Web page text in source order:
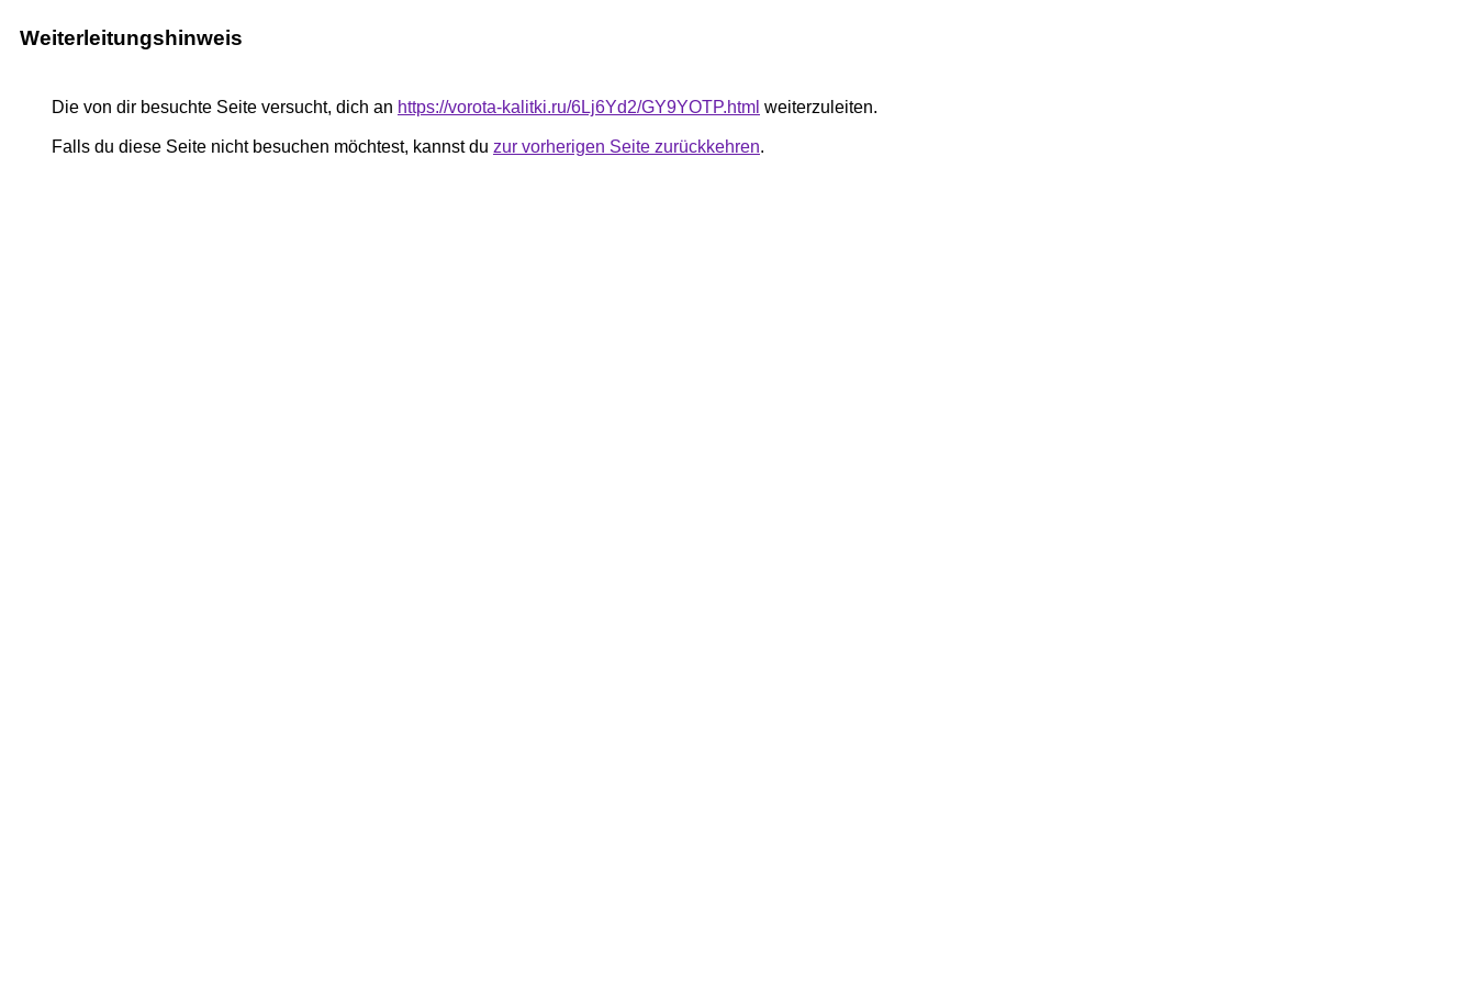
Weiterleitungshinweis
Die von dir besuchte Seite versucht, dich an https://vorota-kalitki.ru/6Lj6Yd2/GY9YOTP.html weiterzuleiten.
Falls du diese Seite nicht besuchen möchtest, kannst du zur vorherigen Seite zurückkehren.